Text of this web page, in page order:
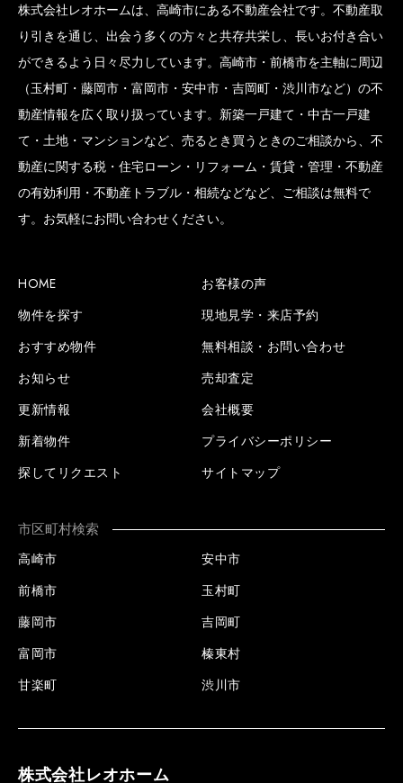
株式会社レオホームは、高崎市にある不動産会社です。不動産取
り引きを通じ、出会う多くの方々と共存共栄し、長いお付き合い
ができるよう日々尽力しています。高崎市・前橋市を主軸に周辺
（玉村町・藤岡市・富岡市・安中市・吉岡町・渋川市など）の不
動産情報を広く取り扱っています。新築一戸建て・中古一戸建
て・土地・マンションなど、売るとき買うときのご相談から、不
動産に関する税・住宅ローン・リフォーム・賃貸・管理・不動産
の有効利用・不動産トラブル・相続などなど、ご相談は無料で
す。お気軽にお問い合わせください。
HOME
物件を探す
おすすめ物件
お知らせ
更新情報
新着物件
探してリクエスト
お客様の声
現地見学・来店予約
無料相談・お問い合わせ
売却査定
会社概要
プライバシーポリシー
サイトマップ
市区町村検索
高崎市
前橋市
藤岡市
富岡市
甘楽町
安中市
玉村町
吉岡町
榛東村
渋川市
株式会社レオホーム